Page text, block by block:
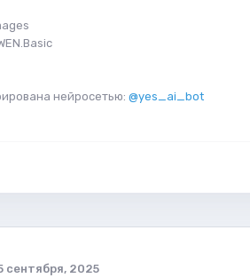
нейросетью: @yes_ai_bot
сентября, 2025